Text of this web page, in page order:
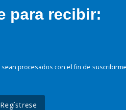
para recibir:
procesados con el fin de
Regístrese